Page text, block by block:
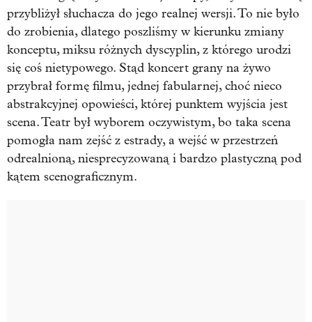
przybliżył słuchacza do jego realnej wersji. To nie było
do zrobienia, dlatego poszliśmy w kierunku zmiany
konceptu, miksu różnych dyscyplin, z którego urodzi
się coś nietypowego. Stąd koncert grany na żywo
przybrał formę filmu, jednej fabularnej, choć nieco
abstrakcyjnej opowieści, której punktem wyjścia jest
scena. Teatr był wyborem oczywistym, bo taka scena
pomogła nam zejść z estrady, a wejść w przestrzeń
odrealnioną, niesprecyzowaną i bardzo plastyczną pod
kątem scenograficznym.